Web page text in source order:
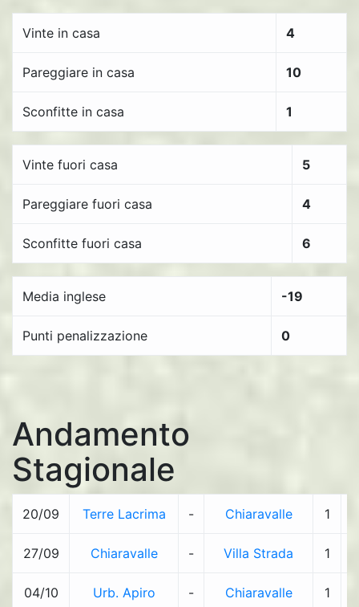
Vinte in casa 4
Pareggiare in casa 10
Sconfitte in casa 1
Vinte fuori casa 5
Pareggiare fuori casa 4
Sconfitte fuori casa 6
Media inglese -19
Punti penalizzazione 0
Andamento
Stagionale
20/09 Terre Lacrima - Chiaravalle 1
27/09 Chiaravalle - Villa Strada 1
04/10 Urb. Apiro - Chiaravalle 1